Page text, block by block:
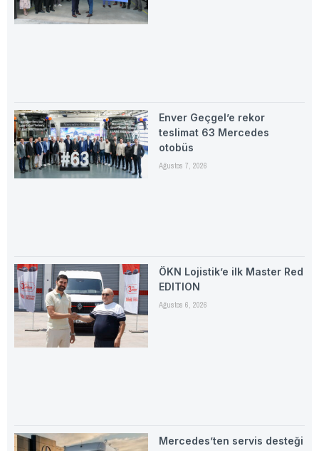
Enver Geçgel’e rekor
teslimat 63 Mercedes
otobüs
Ağustos 7, 2026
ÖKN Lojistik’e ilk Master Red
EDITION
Ağustos 6, 2026
Mercedes’ten servis desteği